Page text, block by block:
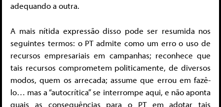
adequando a outra.
A mais nítida expressão disso pode ser resumida nos
seguintes termos: o PT admite como um erro o uso de
recursos empresariais em campanhas; reconhece que
tais recursos comprometem politicamente, de diversos
modos, quem os arrecada; assume que errou em fazê-
lo… mas a “autocrítica” se interrompe aqui, e não aponta
quais as consequências para o PT em adotar tais